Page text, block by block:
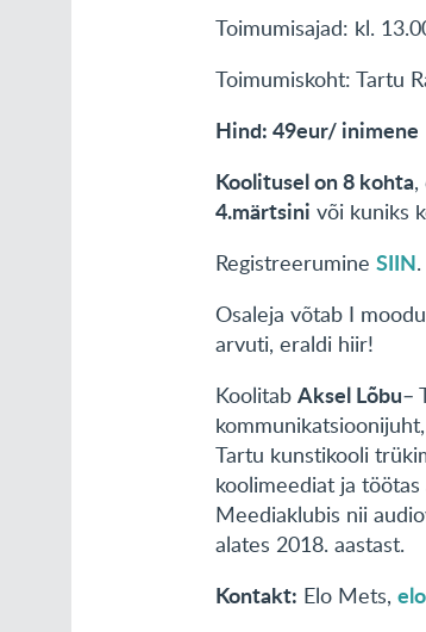
Toimumisajad: kl.
Toimumiskoht: Tartu
Hind: 49eur/ inimene
Koolitusel on 8 kohta,
4.märtsini või kuniks
RegistreerumineSIIN.
Osaleja võtab I
arvuti, eraldi hiir!
KoolitabAksel Lõbu–
Tartu kunstikooli
koolimeediat ja
Meediaklubis nii
alates 2018. aastast.
Kontakt: Elo Mets,